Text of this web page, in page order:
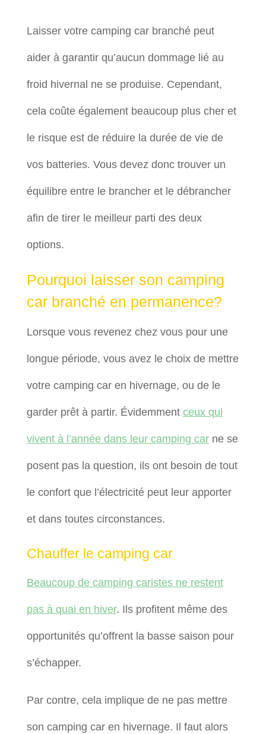
Laisser votre camping car branché peut
aider à garantir qu’aucun dommage lié au
froid hivernal ne se produise. Cependant,
cela coûte également beaucoup plus cher et
le risque est de réduire la durée de vie de
vos batteries. Vous devez donc trouver un
équilibre entre le brancher et le débrancher
afin de tirer le meilleur parti des deux
options.
Pourquoi laisser son camping
car branché en permanence?
Lorsque vous revenez chez vous pour une
longue période, vous avez le choix de mettre
votre camping car en hivernage, ou de le
garder prêt à partir. Évidemment ceux qui
vivent à l’année dans leur camping carne se
posent pas la question, ils ont besoin de tout
le confort que l’électricité peut leur apporter
et dans toutes circonstances.
Chauffer le camping car
Beaucoup de camping caristes ne restent
pas à quai en hiver. Ils profitent même des
opportunités qu’offrent la basse saison pour
s’échapper.
Par contre, cela implique de ne pas mettre
son camping car en hivernage. Il faut alors